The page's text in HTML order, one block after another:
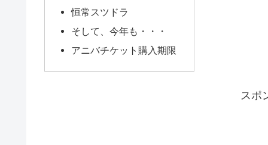
恒常スツドラ
そして、今年も・・・
アニバチケット購入期限
スポ